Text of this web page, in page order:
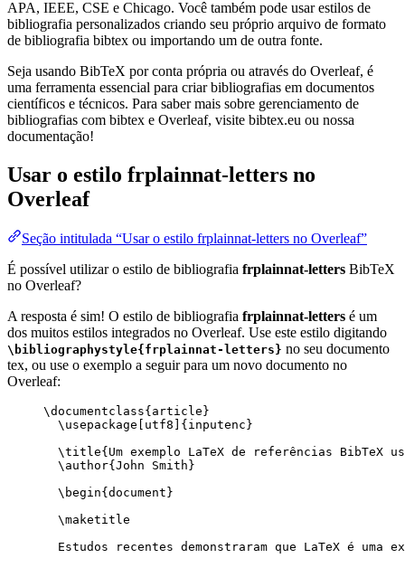
APA, IEEE, CSE e Chicago. Você também pode usar estilos de
bibliografia personalizados criando seu próprio arquivo de formato
de bibliografia bibtex ou importando um de outra fonte.
Seja usando BibTeX por conta própria ou através do Overleaf, é
uma ferramenta essencial para criar bibliografias em documentos
científicos e técnicos. Para saber mais sobre gerenciamento de
bibliografias com bibtex e Overleaf, visite bibtex.eu ou nossa
documentação!
Usar o estilo frplainnat-letters no
Overleaf
Seção intitulada “Usar o estilo frplainnat-letters no Overleaf”
É possível utilizar o estilo de bibliografia frplainnat-letters BibTeX
no Overleaf?
A resposta é sim! O estilo de bibliografia frplainnat-letters é um
dos muitos estilos integrados no Overleaf. Use este estilo digitando
\bibliographystyle{frplainnat-letters} no seu documento
tex, ou use o exemplo a seguir para um novo documento no
Overleaf:
\documentclass{ article }
\usepackage
utf8 ]{ inputenc }
\title{Um exemplo LaTeX de referências
\author{John Smith}
\begin{ document }
\maketitle
Estudos recentes demonstraram que LaTeX é